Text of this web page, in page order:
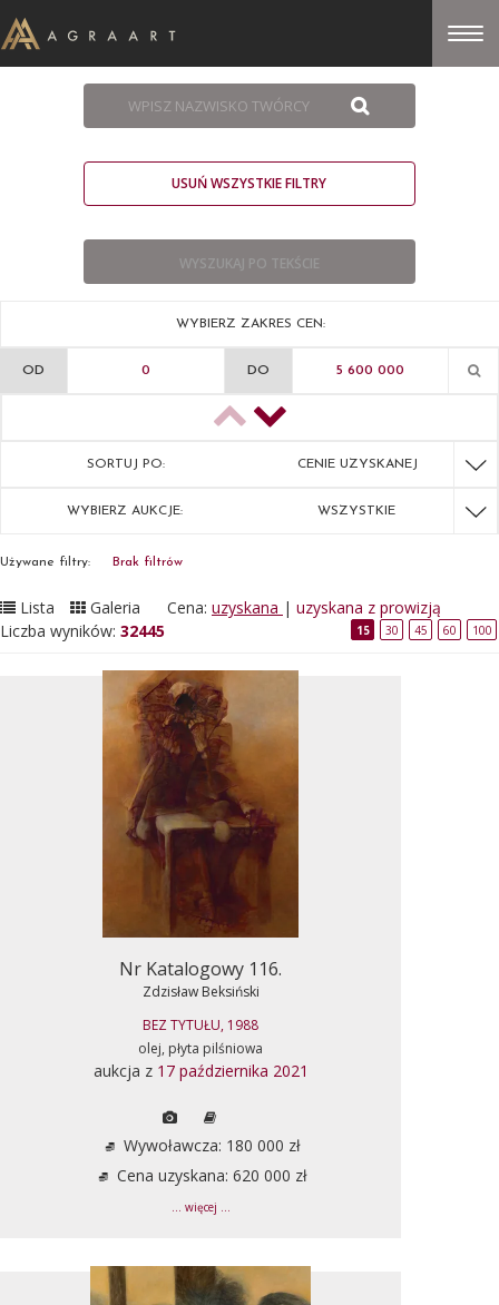
USUŃ WSZYSTKIE FILTRY
WYBIERZ ZAKRES CEN:
OD DO
SORTUJ PO: CENIE UZYSKANEJ
WYBIERZ AUKCJE: WSZYSTKIE
Używane filtry: Brak filtrów
Lista Galeria Cena: uzyskana | uzyskana z prowizją
Liczba wyników: 32445 15 30 45 60 100
Nr Katalogowy 116.
Zdzisław Beksiński
BEZ TYTUŁU, 1988
olej, płyta pilśniowa
aukcja z 17 października 2021
Wywoławcza: 180 000 zł
Cena uzyskana: 620 000 zł
... więcej ...